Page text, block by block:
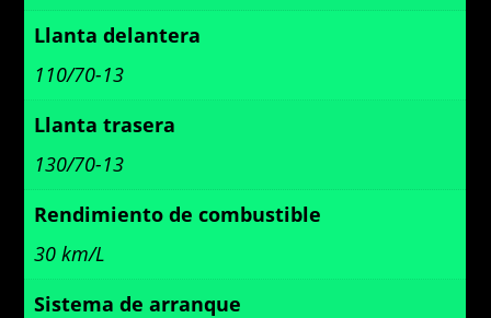
Llanta delantera
110/70-13
Llanta trasera
130/70-13
Rendimiento de combustible
30 km/L
Sistema de arranque